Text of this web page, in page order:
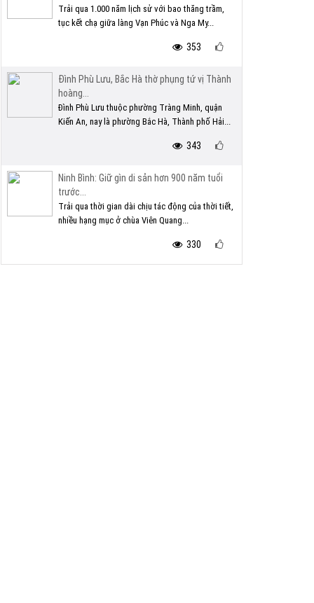
Trải qua 1.000 năm lịch sử với bao thăng trầm,
tục kết chạ giữa làng Vạn Phúc và Nga My...
353
Đình Phù Lưu, Bắc Hà thờ phụng tứ vị Thành
hoàng...
Đình Phù Lưu thuộc phường Tràng Minh, quận
Kiến An, nay là phường Bắc Hà, Thành phố Hải...
343
Ninh Bình: Giữ gìn di sản hơn 900 năm tuổi
trước...
Trải qua thời gian dài chịu tác động của thời tiết,
nhiều hạng mục ở chùa Viên Quang...
330